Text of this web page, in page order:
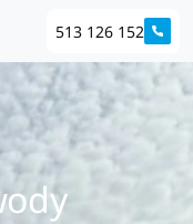
513 126 152